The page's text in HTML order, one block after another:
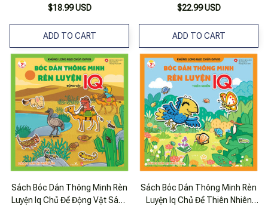
Tương Tác Cho Bé Từ 2 Tuổi
Lần
$18.99 USD
ADD TO CART
$22.99 USD
ADD TO CART
Sách Bóc Dán Thông Minh Rèn
Luyện Iq Chủ Đề Động Vật Sách
Sách Bóc Dán Thông Minh Rèn
Luyện Iq Chủ Đề Thiên Nhiên